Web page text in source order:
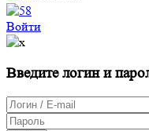
Войти
Введите логин и